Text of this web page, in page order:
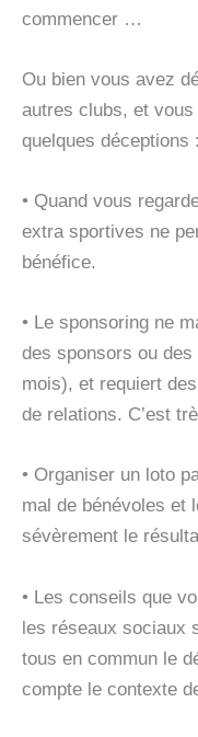
commencer …
Ou bien vous avez
autres clubs, et
quelques déceptions :
• Quand vous
extra sportives ne
bénéfice.
• Le sponsoring ne
des sponsors ou
mois), et requiert
de relations. C’est
• Organiser un loto
mal de bénévoles et
sévèrement le
• Les conseils que
les réseaux sociaux
tous en commun le
compte le contexte